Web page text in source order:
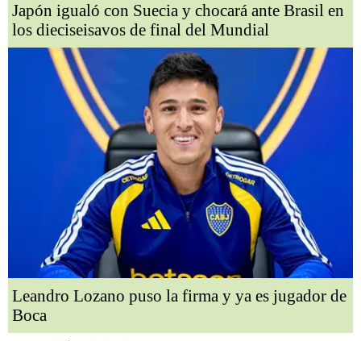
Japón igualó con Suecia y chocará ante Brasil en
los dieciseisavos de final del Mundial
Leandro Lozano puso la firma y ya es jugador de
Boca